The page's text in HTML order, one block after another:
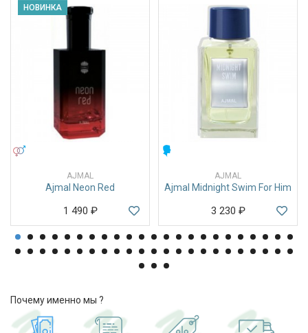
НОВИНКА
AJMAL
Ajmal Neon Red
1 490 ₽
AJMAL
Ajmal Midnight Swim For Him
3 230 ₽
Почему именно мы ?